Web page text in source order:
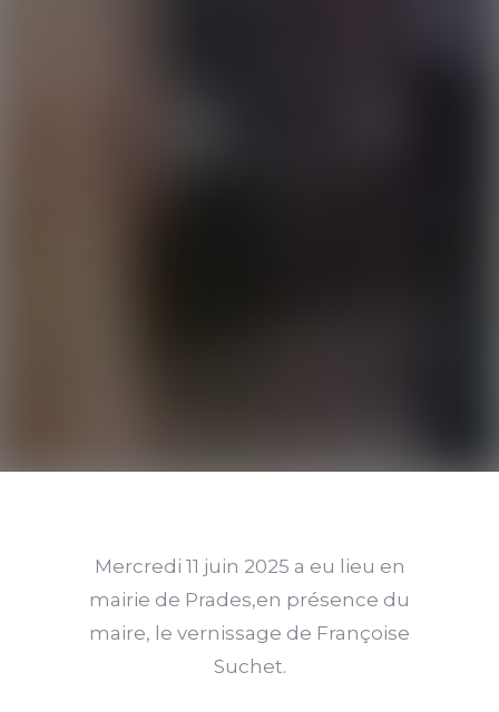
Mercredi 11 juin 2025 a eu lieu en
mairie de Prades,en présence du
maire, le vernissage de Françoise
Suchet.